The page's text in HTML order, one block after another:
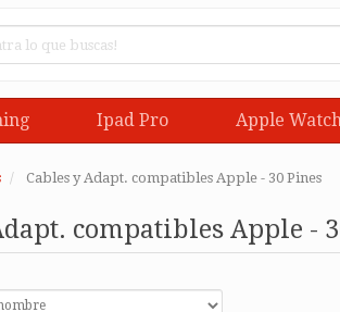
Ipad Pro Apple
Cables y Adapt. compatibles Apple - 30 Pines
compatibles Apple -